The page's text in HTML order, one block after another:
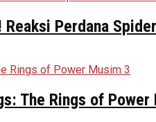
Perdana
The Rings of Power